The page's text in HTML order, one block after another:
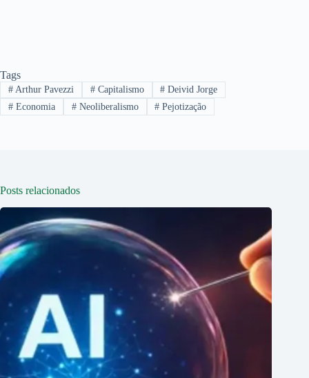
Tags
#Arthur Pavezzi #Capitalismo # Deivid Jorge
#Economia #Neoliberalismo # Pejotização
Posts relacionados